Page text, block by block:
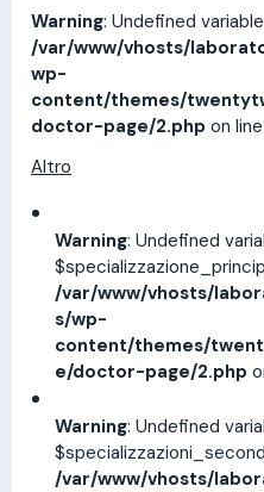
Warning: Undefined
/var/www/vhosts/
wp-
content/themes/
doctor-page/2.php on line
Altro
Warning: Undefined
/var/www/vhosts/
s/wp-
content/themes/
e/doctor-page/2.php
Warning: Undefined
/var/www/vhosts/